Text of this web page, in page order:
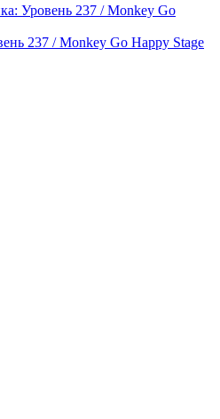
237 / Monkey Go Happy Stage